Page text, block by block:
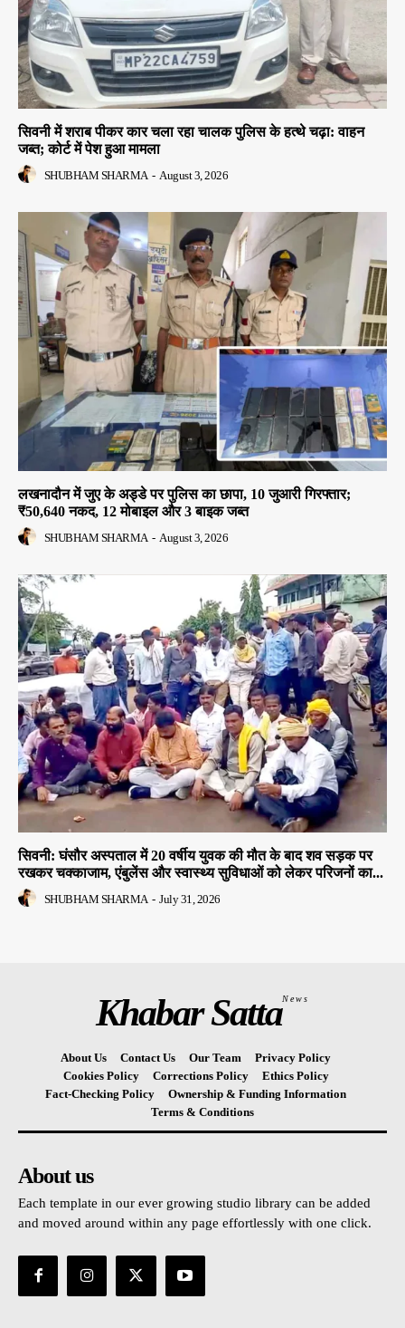
सिवनी में शराब पीकर कार चला रहा चालक पुलिस के हत्थे चढ़ा: वाहन
जब्त; कोर्ट में पेश हुआ मामला
SHUBHAM SHARMA - August 3, 2026
लखनादौन में जुए के अड्डे पर पुलिस का छापा, 10 जुआरी गिरफ्तार;
₹50,640 नकद, 12 मोबाइल और 3 बाइक जब्त
SHUBHAM SHARMA - August 3, 2026
सिवनी: घंसौर अस्पताल में 20 वर्षीय युवक की मौत के बाद शव सड़क पर
रखकर चक्काजाम, एंबुलेंस और स्वास्थ्य सुविधाओं को लेकर परिजनों का...
SHUBHAM SHARMA - July 31, 2026
Khabar SattaNews
About Us Contact Us Our Team
Privacy Policy
Cookies Policy
Corrections Policy
Ethics Policy
Fact-Checking Policy
Ownership & Funding Information
Terms & Conditions
About us
Each template in our ever growing studio library can be added
and moved around within any page effortlessly with one click.